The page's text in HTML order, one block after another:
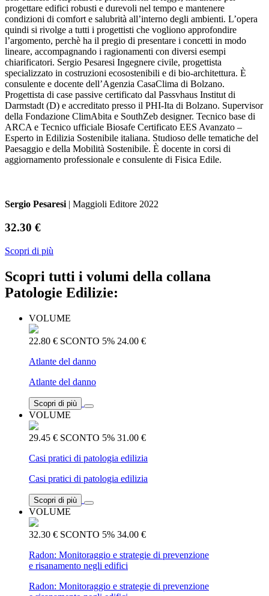
progettare edifici robusti e durevoli nel tempo e mantenere
condizioni di comfort e salubrità all’interno degli ambienti. L’opera
quindi si rivolge a tutti i progettisti che vogliono approfondire
l’argomento, perchè ha il pregio di presentare i concetti in modo
lineare, accompagnando i ragionamenti con diversi esempi
chiarificatori. Sergio Pesaresi Ingegnere civile, progettista
specializzato in costruzioni ecosostenibili e di bio-architettura. È
consulente e docente dell’Agenzia CasaClima di Bolzano.
Progettista di case passive certificato dal Passvhaus Institut di
Darmstadt (D) e accreditato presso il PHI-Ita di Bolzano. Supervisor
della Fondazione ClimAbita e SouthZeb designer. Tecnico base di
ARCA e Tecnico ufficiale Biosafe Certificato EES Avanzato –
Esperto in Edilizia Sostenibile italiana. Studioso delle tematiche del
Paesaggio e della Mobilità Sostenibile. È docente in corsi di
aggiornamento professionale e consulente di Fisica Edile.
Sergio Pesaresi| Maggioli Editore 2022
32.30 €
Scopri di più
Scopri tutti i volumi della collana
Patologie Edilizie:
VOLUME
22.80 € SCONTO 5% 24.00 €
Atlante del danno
Atlante del danno
Scopri di più
VOLUME
29.45 € SCONTO 5% 31.00 €
Casi pratici di patologia edilizia
Casi pratici di patologia edilizia
Scopri di più
VOLUME
32.30 € SCONTO 5% 34.00 €
Radon: Monitoraggio e strategie di prevenzione
e risanamento negli edifici
Radon: Monitoraggio e strategie di prevenzione